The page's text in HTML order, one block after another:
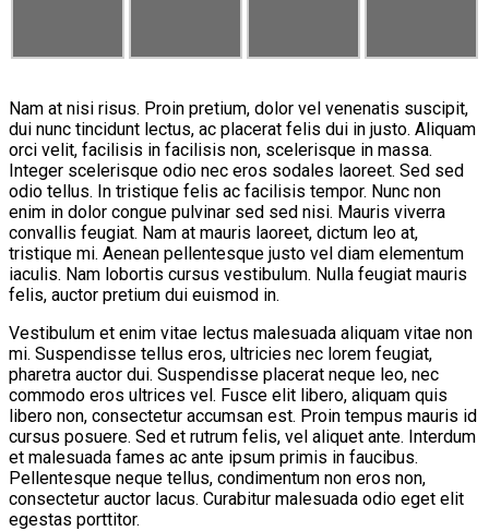
Nam at nisi risus. Proin pretium, dolor vel venenatis suscipit,
dui nunc tincidunt lectus, ac placerat felis dui in justo. Aliquam
orci velit, facilisis in facilisis non, scelerisque in massa.
Integer scelerisque odio nec eros sodales laoreet. Sed sed
odio tellus. In tristique felis ac facilisis tempor. Nunc non
enim in dolor congue pulvinar sed sed nisi. Mauris viverra
convallis feugiat. Nam at mauris laoreet, dictum leo at,
tristique mi. Aenean pellentesque justo vel diam elementum
iaculis. Nam lobortis cursus vestibulum. Nulla feugiat mauris
felis, auctor pretium dui euismod in.
Vestibulum et enim vitae lectus malesuada aliquam vitae non
mi. Suspendisse tellus eros, ultricies nec lorem feugiat,
pharetra auctor dui. Suspendisse placerat neque leo, nec
commodo eros ultrices vel. Fusce elit libero, aliquam quis
libero non, consectetur accumsan est. Proin tempus mauris id
cursus posuere. Sed et rutrum felis, vel aliquet ante. Interdum
et malesuada fames ac ante ipsum primis in faucibus.
Pellentesque neque tellus, condimentum non eros non,
consectetur auctor lacus. Curabitur malesuada odio eget elit
egestas porttitor.